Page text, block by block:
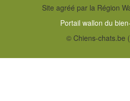
Site agréé par la Région
Portail wallon du
© Chiens-chats.be